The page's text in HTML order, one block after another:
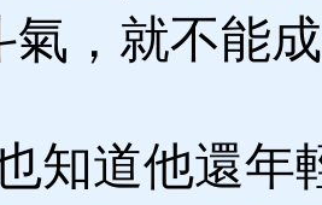
氣，就不能
知道他還年